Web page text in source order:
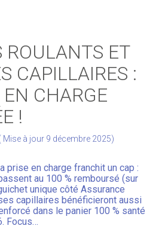
ROULANTS ET
CAPILLAIRES :
CHARGE
!
Mise à jour 9 décembre 2025)
prise en charge franchit un cap :
au 100 % remboursé (sur
unique côté Assurance
capillaires bénéficieront aussi
dans le panier 100 % santé
Focus…